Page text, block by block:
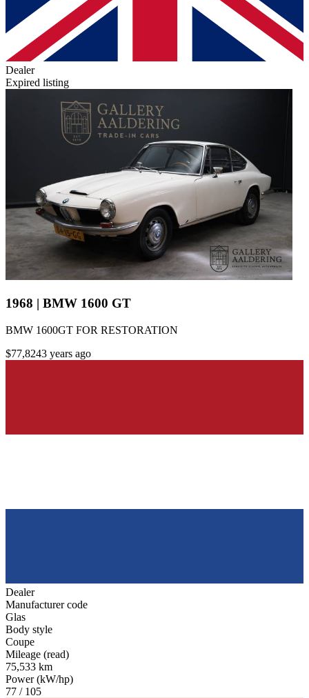
Dealer
Expired listing
1968 | BMW 1600 GT
BMW 1600GT FOR RESTORATION
$77,8243 years ago
Dealer
Manufacturer code
Glas
Body style
Coupe
Mileage (read)
75,533 km
Power (kW/hp)
77 / 105